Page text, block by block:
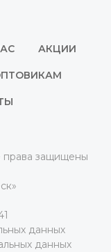
АКЦИИ
права защищены
данных
данных